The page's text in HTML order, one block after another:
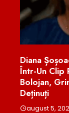
Diana
Într-Un Clip
Bolojan,
Deținuți
august 5, 2026